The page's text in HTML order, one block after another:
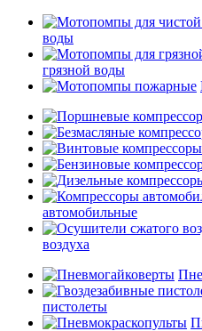
воды
грязной воды
автомобильные
воздуха
пистолеты